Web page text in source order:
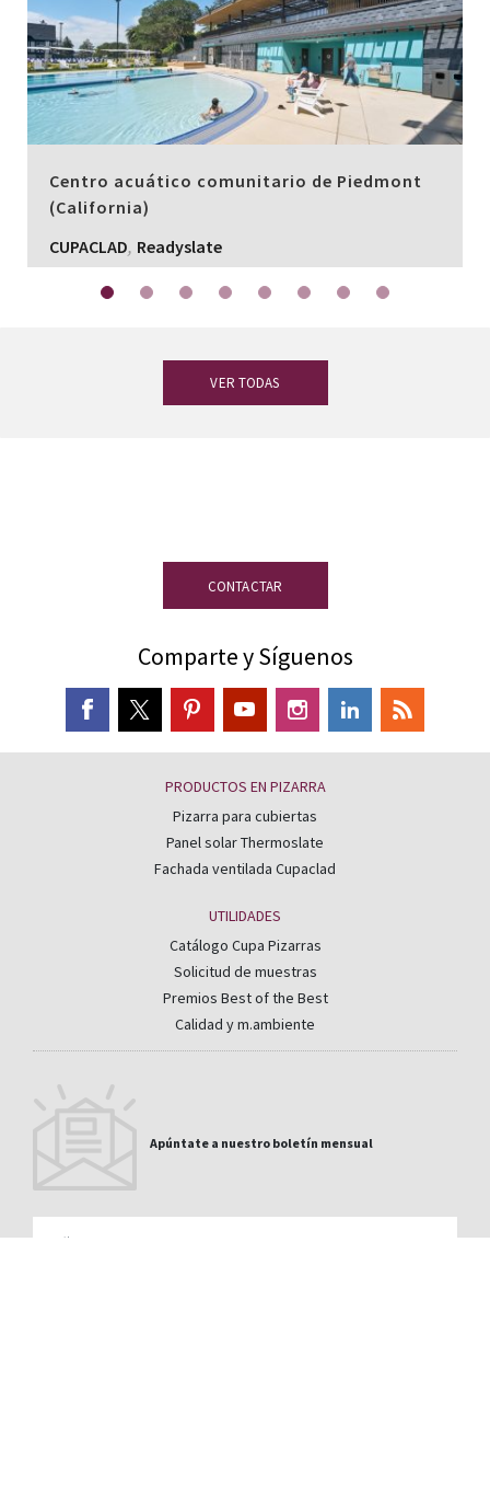
Centro acuático comunitario de Piedmont
(California)
CUPACLAD, Readyslate
VER TODAS
CONTACTAR
Comparte y Síguenos
PRODUCTOS EN PIZARRA
Pizarra para cubiertas
Panel solar Thermoslate
Fachada ventilada Cupaclad
UTILIDADES
Catálogo Cupa Pizarras
Solicitud de muestras
Premios Best of the Best
Calidad y m.ambiente
Apúntate a nuestro boletín mensual